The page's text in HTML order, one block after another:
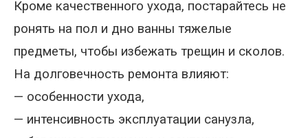
Кроме качественного ухода, постарайтесь не
ронять на пол и дно ванны тяжелые
предметы, чтобы избежать трещин и сколов.
На долговечность ремонта влияют:
— особенности ухода,
— интенсивность эксплуатации санузла,